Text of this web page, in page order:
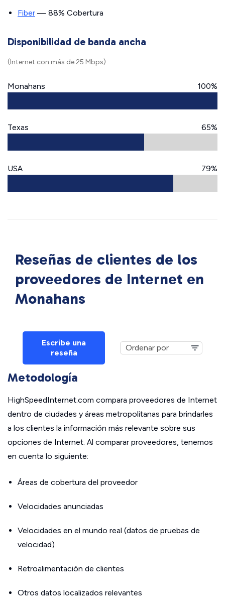
Fiber — 88% Cobertura
Disponibilidad de banda ancha
(Internet con más de 25 Mbps)
Monahans 100%
Texas 65%
USA 79%
Reseñas de clientes de los
proveedores de Internet en
Monahans
Escribe una
reseña
Metodología
HighSpeedInternet.com compara proveedores de Internet
dentro de ciudades y áreas metropolitanas para brindarles
a los clientes la información más relevante sobre sus
opciones de Internet. Al comparar proveedores, tenemos
en cuenta lo siguiente:
Áreas de cobertura del proveedor
Velocidades anunciadas
Velocidades en el mundo real (datos de pruebas de
velocidad)
Retroalimentación de clientes
Otros datos localizados relevantes